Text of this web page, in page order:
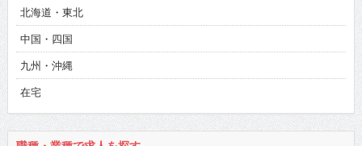
北海道・東北
中国・四国
九州・沖縄
在宅